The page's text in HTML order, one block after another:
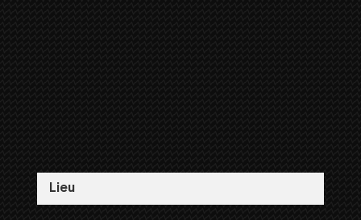
Lieu